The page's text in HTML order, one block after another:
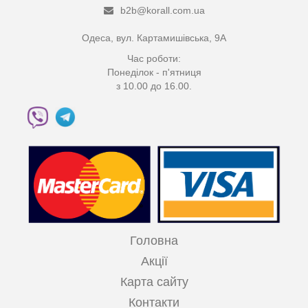
b2b@korall.com.ua
Одеса, вул. Картамишівська, 9А
Час роботи:
Понеділок - п'ятниця
з 10.00 до 16.00.
Головна
Акції
Карта сайту
Контакти